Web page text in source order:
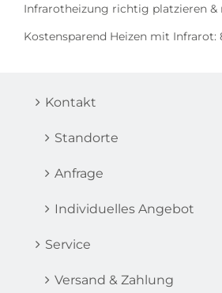
Infrarotheizung richtig platzieren
Kostensparend Heizen mit Infrarot:
Kontakt
Standorte
Anfrage
Individuelles Angebot
Service
Versand & Zahlung